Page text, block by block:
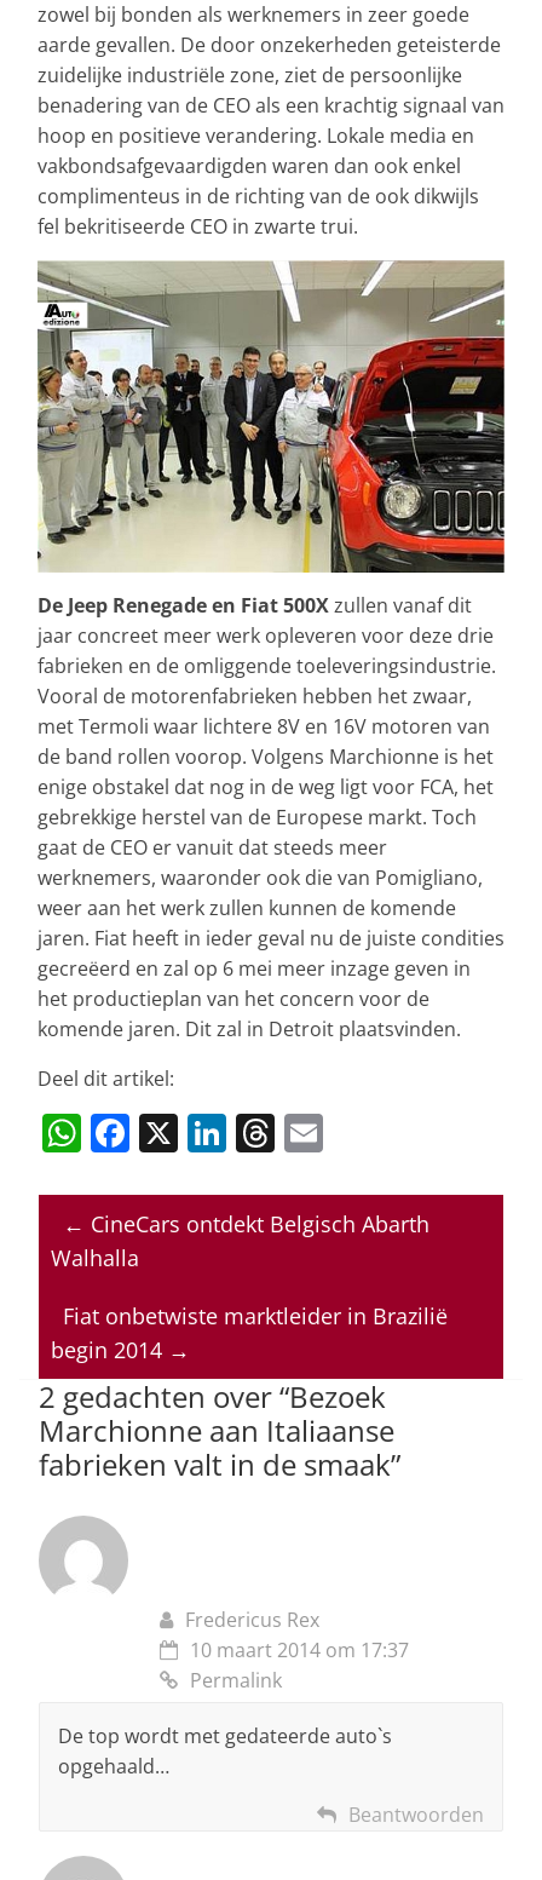
zowel bij bonden als werknemers in zeer goede
aarde gevallen. De door onzekerheden geteisterde
zuidelijke industriële zone, ziet de persoonlijke
benadering van de CEO als een krachtig signaal van
hoop en positieve verandering. Lokale media en
vakbondsafgevaardigden waren dan ook enkel
complimenteus in de richting van de ook dikwijls
fel bekritiseerde CEO in zwarte trui.
De Jeep Renegade en Fiat 500Xzullen vanaf dit
jaar concreet meer werk opleveren voor deze drie
fabrieken en de omliggende toeleveringsindustrie.
Vooral de motorenfabrieken hebben het zwaar,
met Termoli waar lichtere 8V en 16V motoren van
de band rollen voorop. Volgens Marchionne is het
enige obstakel dat nog in de weg ligt voor FCA, het
gebrekkige herstel van de Europese markt. Toch
gaat de CEO er vanuit dat steeds meer
werknemers, waaronder ook die van Pomigliano,
weer aan het werk zullen kunnen de komende
jaren. Fiat heeft in ieder geval nu de juiste condities
gecreëerd en zal op 6 mei meer inzage geven in
het productieplan van het concern voor de
komende jaren. Dit zal in Detroit plaatsvinden.
Deel dit artikel:
W
at
s
p
p
F
c
e
o
o
k
X Li
k
e
n
T
re
a
s
ai
l
← CineCars ontdekt Belgisch Abarth
Walhalla
Fiat onbetwiste marktleider in Brazilië
begin 2014 →
2 gedachten over “Bezoek
Marchionne aan Italiaanse
fabrieken valt in de smaak”
Fredericus Rex
10 maart 2014 om 17:37
Permalink
De top wordt met gedateerde auto`s
opgehaald…
Beantwoorden